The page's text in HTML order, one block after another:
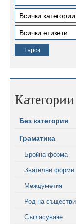
Категории
Без категория
Граматика
Бройна форма
Звателни форми
Междуметия
Род на
Съгласуване